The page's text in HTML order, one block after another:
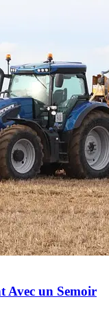
Avec un Semoir